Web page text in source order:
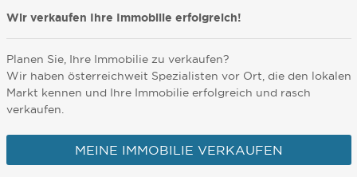
Wir verkaufen Ihre Immobilie erfolgreich!
Planen Sie, Ihre Immobilie zu verkaufen?
Wir haben österreichweit Spezialisten vor Ort, die den lokalen
Markt kennen und Ihre Immobilie erfolgreich und rasch
verkaufen.
MEINE IMMOBILIE VERKAUFEN